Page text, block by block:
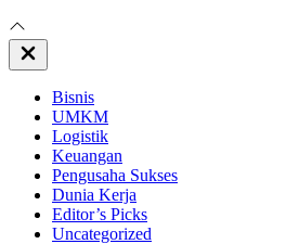
Close
Off
Bisnis
UMKM
Logistik
Keuangan
Pengusaha Sukses
Dunia Kerja
Editor’s Picks
Uncategorized